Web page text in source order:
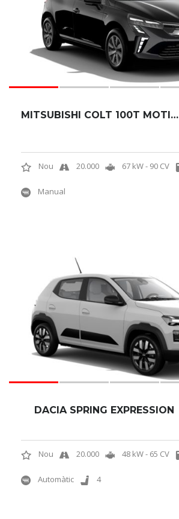
MITSUBISHI COLT 100T MOTION
Nou 20.000 67 kW - 90 CV
Manual
DACIA SPRING EXPRESSION
Nou 20.000 48 kW - 65 CV
Automàtic 4